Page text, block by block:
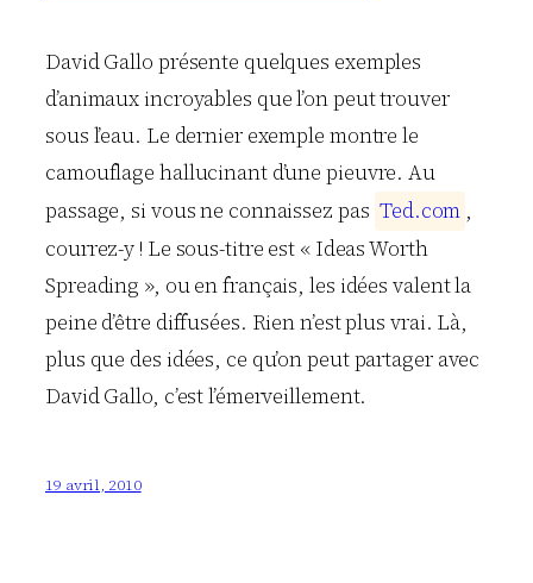
David Gallo présente quelques exemples
d’animaux incroyables que l’on peut trouver
sous l’eau. Le dernier exemple montre le
camouflage hallucinant d’une pieuvre. Au
passage, si vous ne connaissez pas Ted.com ,
courrez-y ! Le sous-titre est « Ideas Worth
Spreading », ou en français, les idées valent la
peine d’être diffusées. Rien n’est plus vrai. Là,
plus que des idées, ce qu’on peut partager avec
David Gallo, c’est l’émerveillement.
19 avril, 2010